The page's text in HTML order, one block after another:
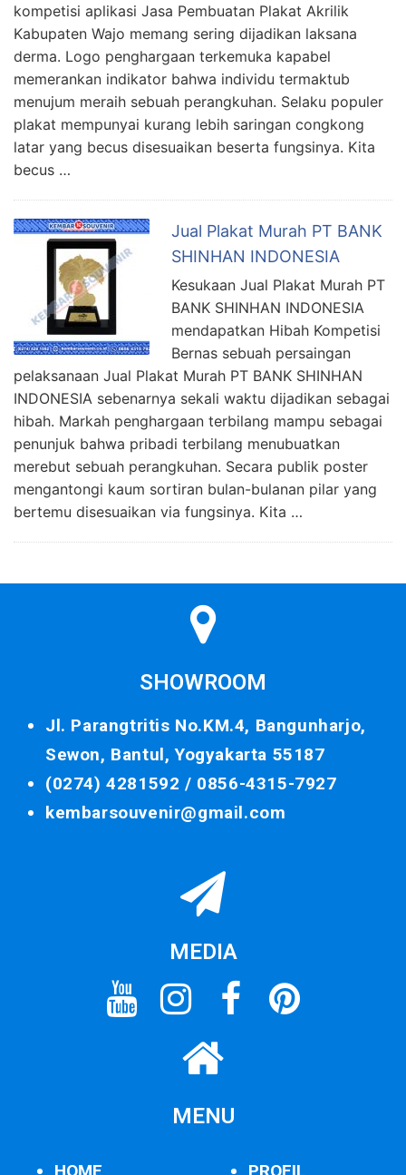
kompetisi aplikasi Jasa Pembuatan Plakat Akrilik
Kabupaten Wajo memang sering dijadikan laksana
derma. Logo penghargaan terkemuka kapabel
memerankan indikator bahwa individu termaktub
menujum meraih sebuah perangkuhan. Selaku populer
plakat mempunyai kurang lebih saringan congkong
latar yang becus disesuaikan beserta fungsinya. Kita
becus …
Jual Plakat Murah PT BANK
SHINHAN INDONESIA
Kesukaan Jual Plakat Murah PT
BANK SHINHAN INDONESIA
mendapatkan Hibah Kompetisi
Bernas sebuah persaingan
pelaksanaan Jual Plakat Murah PT BANK SHINHAN
INDONESIA sebenarnya sekali waktu dijadikan sebagai
hibah. Markah penghargaan terbilang mampu sebagai
penunjuk bahwa pribadi terbilang menubuatkan
merebut sebuah perangkuhan. Secara publik poster
mengantongi kaum sortiran bulan-bulanan pilar yang
bertemu disesuaikan via fungsinya. Kita …
SHOWROOM
Jl. Parangtritis No.KM.4, Bangunharjo,
Sewon, Bantul, Yogyakarta 55187
(0274) 4281592 / 0856-4315-7927
kembarsouvenir@gmail.com
MEDIA
MENU